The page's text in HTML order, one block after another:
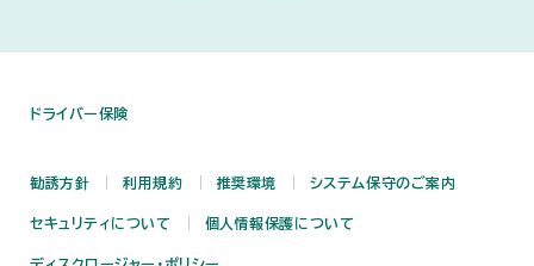
ドライバー保険
勧誘方針 利用規約 推奨環境 システム保守のご案内
セキュリティについて 個人情報保護について